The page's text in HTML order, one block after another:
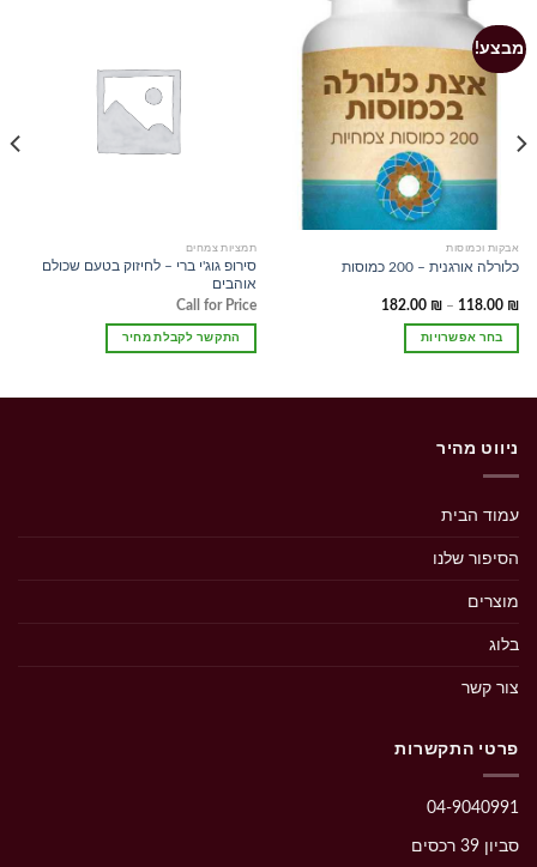
מבצע!
אבקות וכמוסות
כלורלה אורגנית – 200 כמוסות
118.00 ₪
–
182.00 ₪
טווח
בחר אפשרויות
סוגים.
ניתן
את
בעמוד
תמציות צמחים
סירופ גוג'י ברי – לחיזוק בטעם שכולם
אוהבים
Call for Price
התקשר לקבלת מחיר
ניווט מהיר
עמוד הבית
הסיפור שלנו
מוצרים
בלוג
צור קשר
פרטי התקשרות
04-9040991
סביון 39 רכסים‭